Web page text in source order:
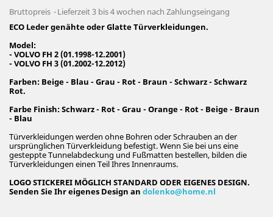
Bruttopreis
Lieferzeit 3 bis 4 wochen nach Zahlungseingang
ECO Leder genähte oder Glatte Türverkleidungen.
Model:
- VOLVO FH 2 (01.1998-12.2001)
- VOLVO FH 3 (01.2002-12.2012)
Farben: Beige - Blau - Grau - Rot - Braun - Schwarz - Schwarz
Rot.
Farbe Finish: Schwarz - Rot - Grau - Orange - Rot - Beige - Braun
- Blau
Türverkleidungen werden ohne Bohren oder Schrauben an der
ursprünglichen Türverkleidung befestigt. Wenn Sie bei uns eine
gesteppte Tunnelabdeckung und Fußmatten bestellen, bilden die
Türverkleidungen einen Teil Ihres Innenraums.
LOGO STICKEREI MÖGLICH STANDARD ODER EIGENES DESIGN.
Senden Sie Ihr eigenes Design an dolenko@home.nl